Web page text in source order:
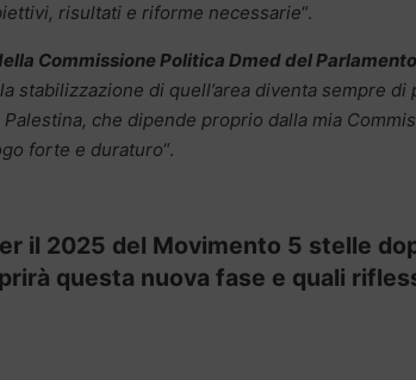
risultati e riforme necessarie“.
Commissione Politica Dmed del
stabilizzazione di quell’area diventa sempre di
che dipende proprio dalla mia
forte e duraturo“.
il 2025 del Movimento 5 stelle
questa nuova fase e quali